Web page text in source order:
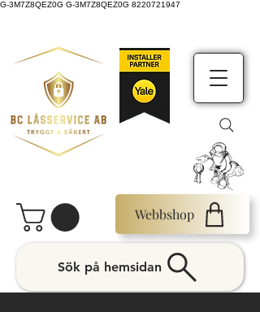
G-3M7Z8QEZ0G G-3M7Z8QEZ0G 8220721947
Webbshop
Sök på hemsidan